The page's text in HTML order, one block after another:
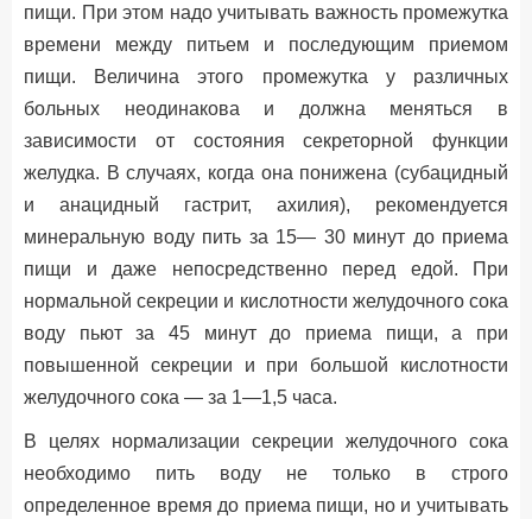
пищи. При этом надо учитывать важность промежутка
времени между питьем и последующим приемом
пищи. Величина этого промежутка у различных
больных неодинакова и должна меняться в
зависимости от состояния секреторной функции
желудка. В случаях, когда она понижена (субацидный
и анацидный гастрит, ахилия), рекомендуется
минеральную воду пить за 15— 30 минут до приема
пищи и даже непосредственно перед едой. При
нормальной секреции и кислотности желудочного сока
воду пьют за 45 минут до приема пищи, а при
повышенной секреции и при большой кислотности
желудочного сока — за 1—1,5 часа.
В целях нормализации секреции желудочного сока
необходимо пить воду не только в строго
определенное время до приема пищи, но и учитывать